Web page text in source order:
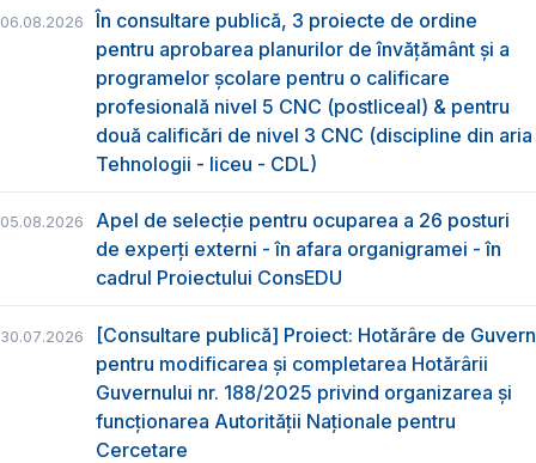
06.08.2026
În consultare publică, 3 proiecte de ordine
pentru aprobarea planurilor de învățământ și a
programelor școlare pentru o calificare
profesională nivel 5 CNC (postliceal) & pentru
două calificări de nivel 3 CNC (discipline din aria
Tehnologii - liceu - CDL)
05.08.2026
Apel de selecție pentru ocuparea a 26 posturi
de experți externi - în afara organigramei - în
cadrul Proiectului ConsEDU
30.07.2026
[Consultare publică] Proiect: Hotărâre de Guvern
pentru modificarea și completarea Hotărârii
Guvernului nr. 188/2025 privind organizarea şi
funcţionarea Autorităţii Naţionale pentru
Cercetare